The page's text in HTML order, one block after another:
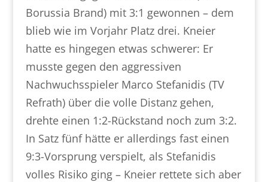
Borussia Brand) mit 3:1 gewonnen – dem
blieb wie im Vorjahr Platz drei. Kneier
hatte es hingegen etwas schwerer: Er
musste gegen den aggressiven
Nachwuchsspieler Marco Stefanidis (TV
Refrath) über die volle Distanz gehen,
drehte einen 1:2-Rückstand noch zum 3:2.
In Satz fünf hätte er allerdings fast einen
9:3-Vorsprung verspielt, als Stefanidis
volles Risiko ging – Kneier rettete sich aber